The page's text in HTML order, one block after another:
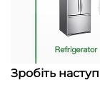
Зробіть